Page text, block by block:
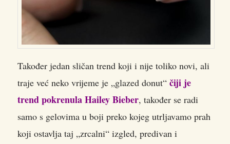
Također jedan sličan trend koji i nije toliko novi, ali
traje već neko vrijeme je „glazed donut“ čiji je
trend pokrenula Hailey Bieber, također se radi
samo s gelovima u boji preko kojeg utrljavamo prah
koji ostavlja taj „zrcalni“ izgled, predivan i